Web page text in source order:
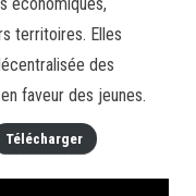
territoires. Elles
des
faveur des jeunes.
Télécharger